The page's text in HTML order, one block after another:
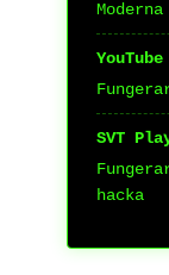
YouTube
SVT
hacka